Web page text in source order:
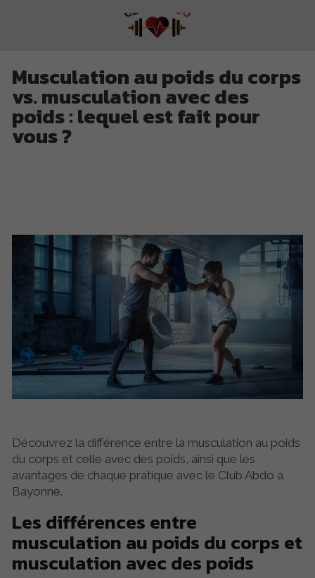
Musculation au poids du corps
vs. musculation avec des
poids : lequel est fait pour
vous ?
Découvrez la différence entre la musculation au poids
du corps et celle avec des poids, ainsi que les
avantages de chaque pratique avec le Club Abdo à
Bayonne.
Les différences entre
musculation au poids du corps et
musculation avec des poids